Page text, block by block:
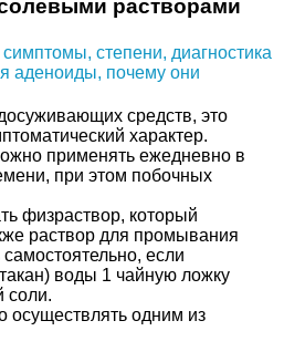
растворами
средств, это
характер.
применять ежедневно в
при этом побочных
физраствор, который
раствор для промывания
если
воды 1 чайную ложку
соли.
одним из